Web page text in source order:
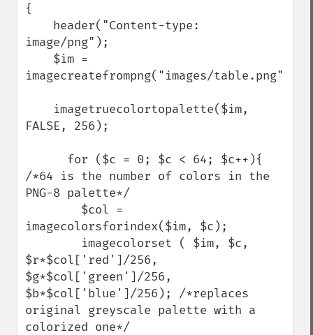
{
image/png");
imagecreatefrompng("images/table.png");
FALSE, 256);
/*64 is the number of colors in the
PNG-8 palette*/
imagecolorsforindex($im, $c);
$r*$col['red']/256,
$g*$col['green']/256,
$b*$col['blue']/256); /*replaces
original greyscale palette with a
colorized one*/